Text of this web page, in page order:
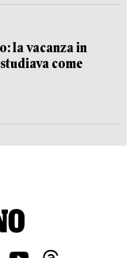
la vacanza in
come